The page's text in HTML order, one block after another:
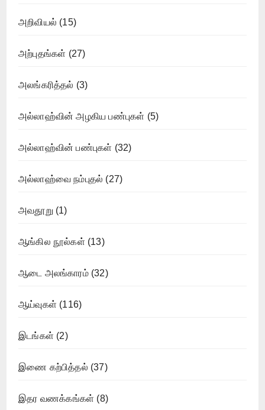
அறிவியல் (15)
அற்புதங்கள் (27)
அலங்கரித்தல் (3)
அல்லாஹ்வின் அழகிய பண்புகள் (5)
அல்லாஹ்வின் பண்புகள் (32)
அல்லாஹ்வை நம்புதல் (27)
அவதூறு (1)
ஆங்கில நூல்கள் (13)
ஆடை அலங்காரம்(32)
ஆய்வுகள் (116)
இடங்கள் (2)
இணை கற்பித்தல் (37)
இதர வணக்கங்கள் (8)